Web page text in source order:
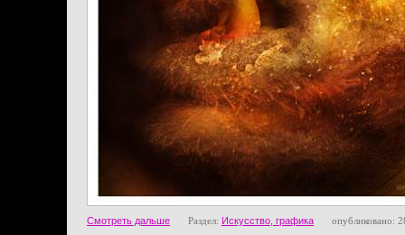
Смотреть дальше Раздел: Искусство, графика опубликовано: